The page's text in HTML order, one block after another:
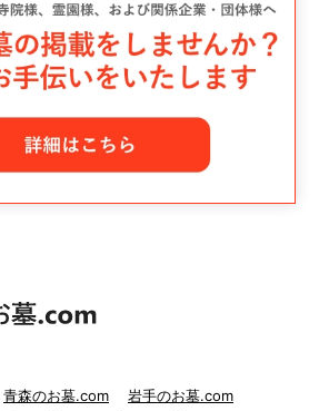
青森のお墓.com
岩手のお墓.com